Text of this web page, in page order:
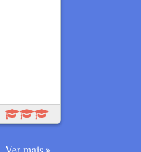
Ver mais